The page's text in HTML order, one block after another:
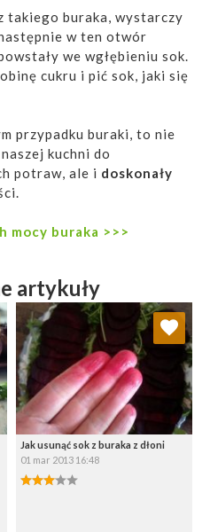
takiego buraka, wystarczy
w ten otwór
we wgłębieniu sok.
cukru i pić sok, jaki się
przypadku buraki, to nie
kuchni do
potraw, ale i doskonały
mocy buraka >>>
artykuły
Jak usunąć sok z buraka z dłoni
01 mar 2013 16:48
3.00/5
Dodaj do ulubionych
Wybierz listę: